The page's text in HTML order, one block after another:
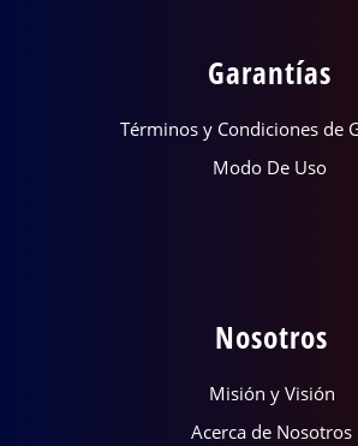
Garantías
Términos y Condiciones de
Modo De Uso
Nosotros
Misión y Visión
Acerca de Nosotros